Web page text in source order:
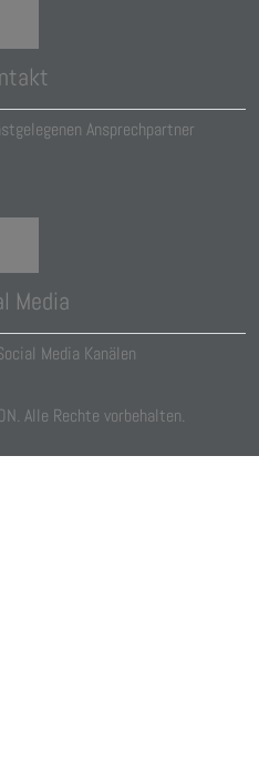
Ansprechpartner
Media
Media Kanälen
Alle Rechte vorbehalten.